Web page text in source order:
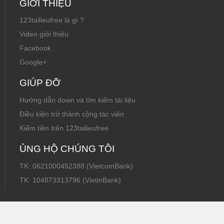
GIỚI THIỆU
123tailieufree là gì ?
Video giới thiệu
Facebook
Google+
GIÚP ĐỠ
Hướng dẫn down và tìm kiếm tài liệu
Điều kiện trở thành cộng tác viên
Kiếm tiền trên 123tailieufree
ỦNG HỘ CHÚNG TÔI
TK: 0621000452388 (VietcomBank)
TK: 104873313796 (VietinBank)